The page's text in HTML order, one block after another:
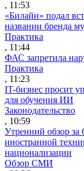
, 11:53
«Билайн» подал
названии бренда
Практика
, 11:44
ФАС запретила
Практика
, 11:23
IT-бизнес просит
для обучения ИИ
Законодательство
, 10:59
Утренний обзор за
иностранной
национализации
Обзор СМИ